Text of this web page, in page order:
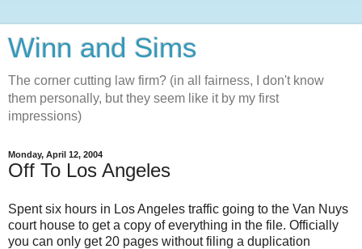
Winn and Sims
The corner cutting law firm? (in all fairness, I don't know
them personally, but they seem like it by my first
impressions)
Monday, April 12, 2004
Off To Los Angeles
Spent six hours in Los Angeles traffic going to the Van Nuys
court house to get a copy of everything in the file. Officially
you can only get 20 pages without filing a duplication